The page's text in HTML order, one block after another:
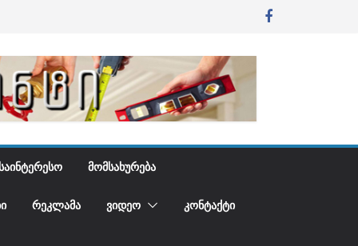
ᲡᲐᲘᲜᲢᲔᲠᲔᲡᲝ ᲛᲝᲛᲡᲐᲮᲣᲠᲔᲑᲐ
ᲠᲔᲙᲚᲐᲛᲐ ᲕᲘᲓᲔᲝ ᲙᲝᲜᲢᲐᲥᲢᲘ